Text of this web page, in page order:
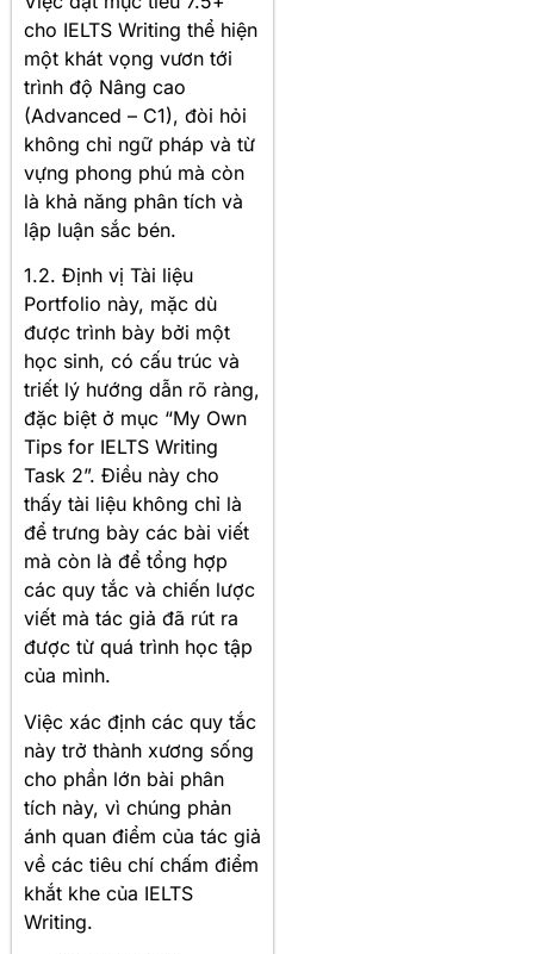
cho IELTS Writing thể hiện
một khát vọng vươn tới
trình độ Nâng cao
(Advanced – C1), đòi hỏi
không chỉ ngữ pháp và từ
vựng phong phú mà còn
là khả năng phân tích và
lập luận sắc bén.
1.2. Định vị Tài liệu
Portfolio này, mặc dù
được trình bày bởi một
học sinh, có cấu trúc và
triết lý hướng dẫn rõ ràng,
đặc biệt ở mục “My Own
Tips for IELTS Writing
Task 2”. Điều này cho
thấy tài liệu không chỉ là
để trưng bày các bài viết
mà còn là để tổng hợp
các quy tắc và chiến lược
viết mà tác giả đã rút ra
được từ quá trình học tập
của mình.
Việc xác định các quy tắc
này trở thành xương sống
cho phần lớn bài phân
tích này, vì chúng phản
ánh quan điểm của tác giả
về các tiêu chí chấm điểm
khắt khe của IELTS
Writing.